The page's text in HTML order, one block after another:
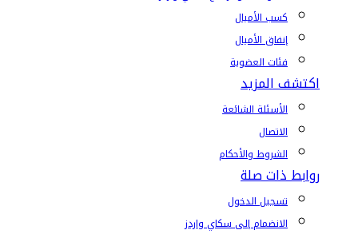
كسب الأميال
إنفاق الأميال
فئات العضوية
اكتشف المزيد
الأسئلة الشائعة
الاتصال
الشروط والأحكام
روابط ذات صلة
تسجيل الدخول
الانضمام إلى سكاي واردز